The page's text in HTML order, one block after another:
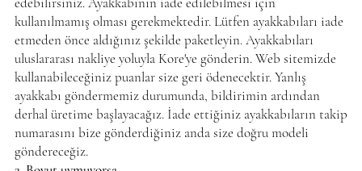
kullanılmamış olması gerekmektedir. Lütfen ayakkabıları iade
etmeden önce aldığınız şekilde paketleyin. Ayakkabıları
uluslararası nakliye yoluyla Kore'ye gönderin. Web sitemizde
kullanabileceğiniz puanlar size geri ödenecektir. Yanlış
ayakkabı göndermemiz durumunda, bildirimin ardından
derhal üretime başlayacağız. İade ettiğiniz ayakkabıların takip
numarasını bize gönderdiğiniz anda size doğru modeli
göndereceğiz.